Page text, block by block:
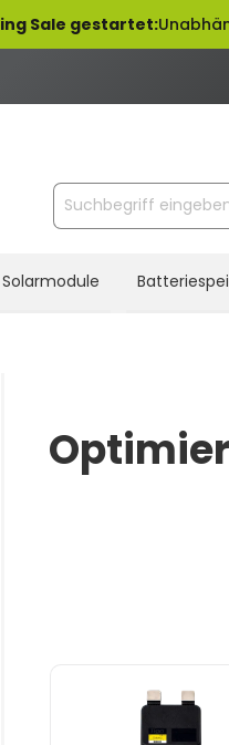
Sale gestartet:
Solarmodule